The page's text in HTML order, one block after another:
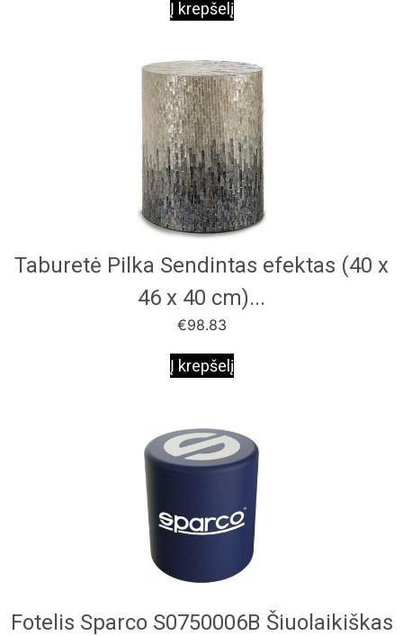
Į krepšelį
Taburetė Pilka Sendintas efektas (40 x
46 x 40 cm)...
€98.83
Į krepšelį
Fotelis Sparco S0750006B Šiuolaikiškas